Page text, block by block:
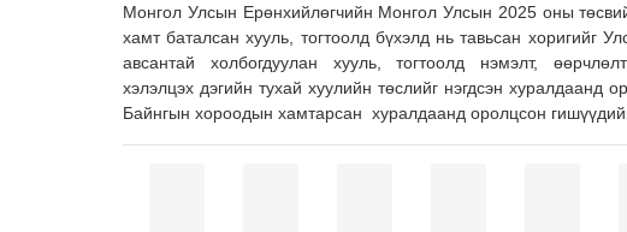
Монгол Улсын Ерөнхийлөгчийн Монгол Улсын 2025 оны
хамт баталсан хууль, тогтоолд бүхэлд нь тавьсан хоригийг
авсантай холбогдуулан хууль, тогтоолд нэмэлт,
хэлэлцэх дэгийн тухай хуулийн төслийг нэгдсэн хуралдаанд
Байнгын хороодын хамтарсан хуралдаанд оролцсон